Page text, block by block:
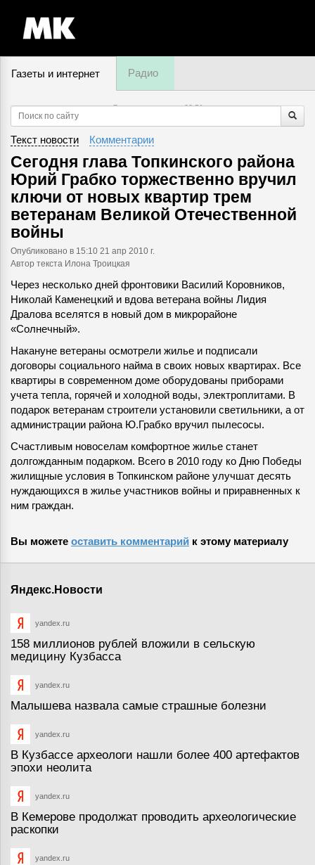
Газеты и интернет Радио
7 августа, пятница,20:51
Текст новости Комментарии
Сегодня глава Топкинского района
Юрий Грабко торжественно вручил
ключи от новых квартир трем
ветеранам Великой Отечественной
войны
Опубликовано в 15:10 21 апр 2010 г.
Автор текста Илона Троицкая
Через несколько дней фронтовики Василий Коровников,
Николай Каменецкий и вдова ветерана войны Лидия
Дралова вселятся в новый дом в микрорайоне
«Солнечный».
Накануне ветераны осмотрели жилье и подписали
договоры социального найма в своих новых квартирах. Все
квартиры в современном доме оборудованы приборами
учета тепла, горячей и холодной воды, электроплитами. В
подарок ветеранам строители установили светильники, а от
администрации района Ю.Грабко вручил пылесосы.
Счастливым новоселам комфортное жилье станет
долгожданным подарком. Всего в 2010 году ко Дню Победы
жилищные условия в Топкинском районе улучшат десять
нуждающихся в жилье участников войны и приравненных к
ним граждан.
Вы можете оставить комментарий к этому материалу
Яндекс.Новости
yandex.ru
158 миллионов рублей вложили в сельскую
медицину Кузбасса
yandex.ru
Малышева назвала самые страшные болезни
yandex.ru
В Кузбассе археологи нашли более 400 артефактов
эпохи неолита
yandex.ru
В Кемерове продолжат проводить археологические
раскопки
yandex.ru